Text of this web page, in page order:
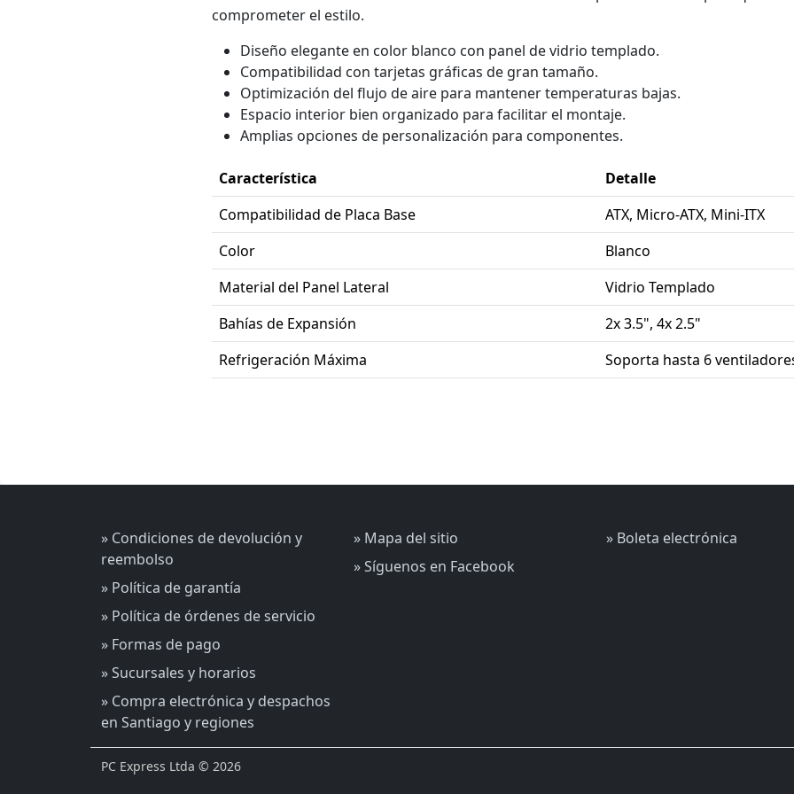
comprometer el estilo.
Diseño elegante en color blanco con panel de vidrio templado.
Compatibilidad con tarjetas gráficas de gran tamaño.
Optimización del flujo de aire para mantener temperaturas bajas.
Espacio interior bien organizado para facilitar el montaje.
Amplias opciones de personalización para componentes.
Característica
Detalle
Compatibilidad de Placa Base
ATX, Micro-ATX, Mini-ITX
Color
Blanco
Material del Panel Lateral
Vidrio Templado
Bahías de Expansión
2x 3.5", 4x 2.5"
Refrigeración Máxima
Soporta hasta 6
» Condiciones de devolución y
reembolso
» Política de garantía
» Política de órdenes de servicio
» Formas de pago
» Sucursales y horarios
» Compra electrónica y despachos
en Santiago y regiones
» Mapa del sitio
» Síguenos en Facebook
» Boleta electrónica
PC Express Ltda © 2026